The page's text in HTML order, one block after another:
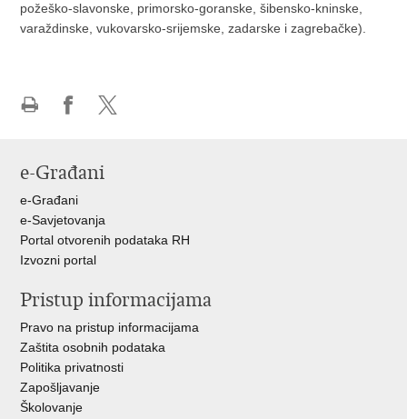
požeško-slavonske, primorsko-goranske, šibensko-kninske,
varaždinske, vukovarsko-srijemske, zadarske i zagrebačke).
Facebooku
X-
e-Građani
e-Građani
e-Savjetovanja
Portal otvorenih podataka RH
Izvozni portal
Pristup informacijama
Pravo na pristup informacijama
Zaštita osobnih podataka
Politika privatnosti
Zapošljavanje
Školovanje